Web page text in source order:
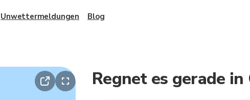
Regnet es gerade in
Unwettermeldungen Blog